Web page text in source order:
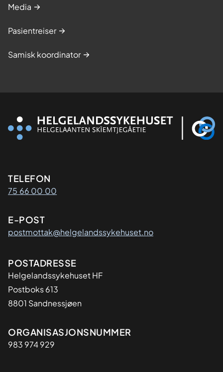
Media
Pasientreiser
Samisk koordinator
Kontaktinformasjon
TELEFON
75 66 00 00
E-POST
postmottak@helgelandssykehuset.no
Adresse
POSTADRESSE
Helgelandssykehuset HF
Postboks 613
8801 Sandnessjøen
Organisasjon
ORGANISASJONSNUMMER
983 974 929